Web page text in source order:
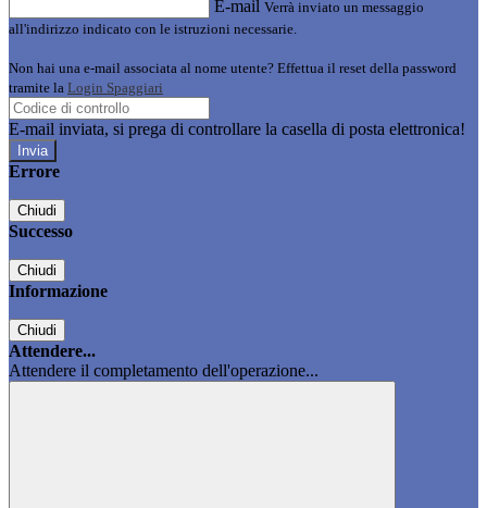
E-mail Verrà inviato un messaggio
all'indirizzo indicato con le istruzioni necessarie.
Non hai una e-mail associata al nome utente? Effettua il reset della password
tramite la Login Spaggiari
E-mail inviata, si prega di controllare la casella di posta elettronica!
Errore
Chiudi
Successo
Chiudi
Informazione
Chiudi
Attendere...
Attendere il completamento dell'operazione...